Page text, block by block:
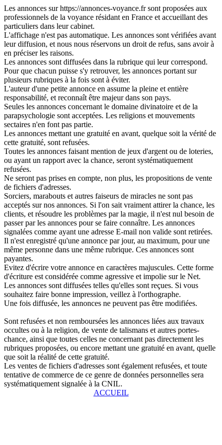
Les annonces sur https://annonces-voyance.fr sont proposées aux
professionnels de la voyance résidant en France et accueillant des
particuliers dans leur cabinet.
L'affichage n'est pas automatique. Les annonces sont vérifiées avant
leur diffusion, et nous nous réservons un droit de refus, sans avoir à
en préciser les raisons.
Les annonces sont diffusées dans la rubrique qui leur correspond.
Pour que chacun puisse s'y retrouver, les annonces portant sur
plusieurs rubriques à la fois sont à éviter.
L'auteur d'une petite annonce en assume la pleine et entière
responsabilité, et reconnaît être majeur dans son pays.
Seules les annonces concernant le domaine divinatoire et de la
parapsychologie sont acceptées. Les religions et mouvements
sectaires n'en font pas partie.
Les annonces mettant une gratuité en avant, quelque soit la vérité de
cette gratuité, sont refusées.
Toutes les annonces faisant mention de jeux d'argent ou de loteries,
ou ayant un rapport avec la chance, seront systématiquement
refusées.
Ne seront pas prises en compte, non plus, les propositions de vente
de fichiers d'adresses.
Sorciers, marabouts et autres faiseurs de miracles ne sont pas
acceptés sur nos annonces. Si l'on sait vraiment attirer la chance, les
clients, et résoudre les problèmes par la magie, il n'est nul besoin de
passer par les annonces pour se faire connaître. Les annonces
signalées comme ayant une adresse E-mail non valide sont retirées.
Il n'est enregistré qu'une annonce par jour, au maximum, pour une
même personne dans une même rubrique. Ces annonces sont
payantes.
Evitez d'écrire votre annonce en caractères majuscules. Cette forme
d'écriture est considérée comme agressive et impolie sur le Net.
Les annonces sont diffusées telles qu'elles sont reçues. Si vous
souhaitez faire bonne impression, veillez à l'orthographe.
Une fois diffusée, les annonces ne peuvent pas être modifiées.
Sont refusées et non remboursées les annonces liées aux travaux
occultes ou à la religion, de vente de talismans et autres portes-
chance, ainsi que toutes celles ne concernant pas directement les
rubriques proposées, ou encore mettant une gratuité en avant, quelle
que soit la réalité de cette gratuité.
Les ventes de fichiers d'adresses sont également refusées, et toute
tentative de commerce de ce genre de données personnelles sera
systématiquement signalée à la CNIL.
ACCUEIL